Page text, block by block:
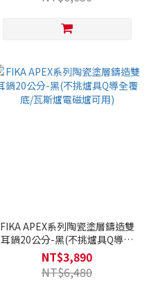
FIKA APEX系列陶瓷塗層鑄造雙
耳鍋20公分-黑(不挑爐具Q導全
覆底/瓦斯爐電磁爐可用)
NT$3,890
NT$6,480